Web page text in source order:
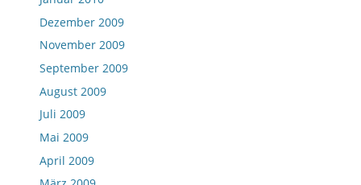
Dezember 2009
November 2009
September 2009
August 2009
Juli 2009
Mai 2009
April 2009